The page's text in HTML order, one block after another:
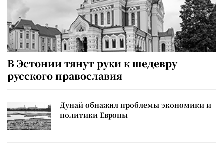
В Эстонии тянут руки к шедевру
русского православия
Дунай обнажил проблемы экономики и
политики Европы